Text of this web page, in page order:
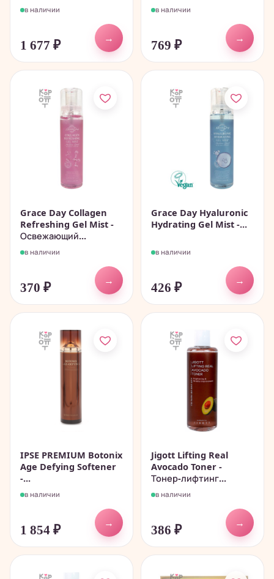
в наличии
1 677 ₽
→
в наличии
769 ₽
→
Grace Day Collagen
Refreshing Gel Mist -
Освежающий...
в наличии
370 ₽
→
Grace Day Hyaluronic
Hydrating Gel Mist -...
в наличии
426 ₽
→
IPSE PREMIUM Botonix
Age Defying Softener
-...
в наличии
1 854 ₽
→
Jigott Lifting Real
Avocado Toner -
Тонер-лифтинг...
в наличии
386 ₽
→